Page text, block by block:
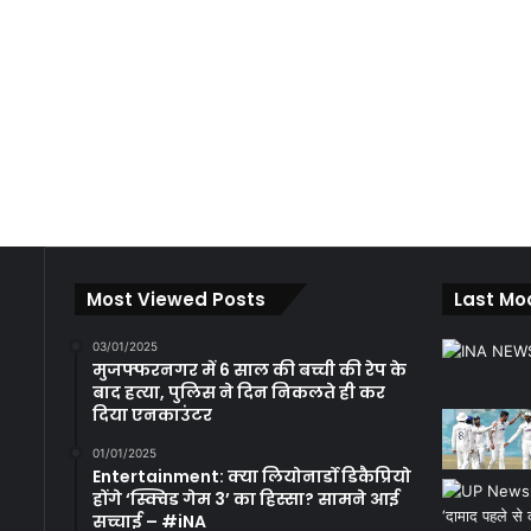
Most Viewed Posts
03/01/2025
मुजफ्फरनगर में 6 साल की बच्ची की रेप के
बाद हत्या, पुलिस ने दिन निकलते ही कर
दिया एनकाउंटर
01/01/2025
Entertainment: क्या लियोनार्डो डिकैप्रियो
होंगे ‘स्क्विड गेम 3’ का हिस्सा? सामने आई
सच्चाई – #iNA
Last